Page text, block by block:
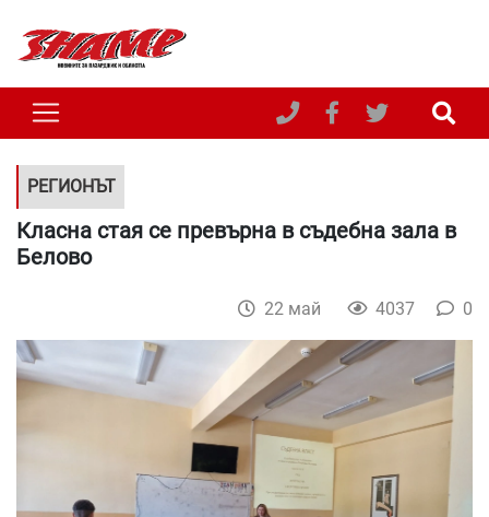
РЕГИОНЪТ
Класна стая се превърна в съдебна зала в
Белово
22 май 4037 0